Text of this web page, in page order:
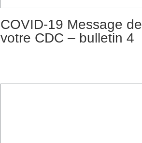
COVID-19 Message de
votre CDC – bulletin 4